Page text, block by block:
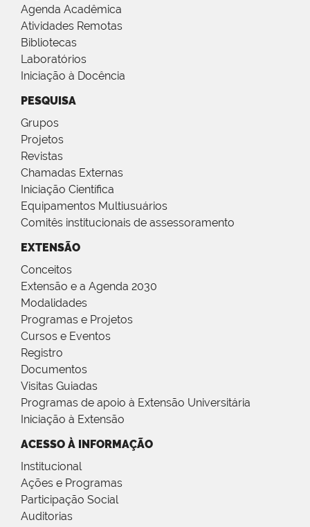
Agenda Acadêmica
Atividades Remotas
Bibliotecas
Laboratórios
Iniciação à Docência
PESQUISA
Grupos
Projetos
Revistas
Chamadas Externas
Iniciação Científica
Equipamentos Multiusuários
Comitês institucionais de assessoramento
EXTENSÃO
Conceitos
Extensão e a Agenda 2030
Modalidades
Programas e Projetos
Cursos e Eventos
Registro
Documentos
Visitas Guiadas
Programas de apoio à Extensão Universitária
Iniciação à Extensão
ACESSO À INFORMAÇÃO
Institucional
Ações e Programas
Participação Social
Auditorias